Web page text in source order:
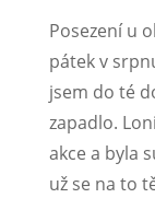
Posezení u
pátek v
jsem do té
zapadlo.
akce a byla
už se na to